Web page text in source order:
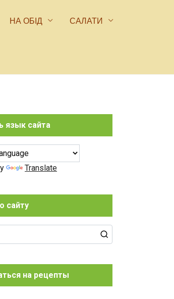
НА ОБІД САЛАТИ
язык сайта
Translate
сайту
на рецепты